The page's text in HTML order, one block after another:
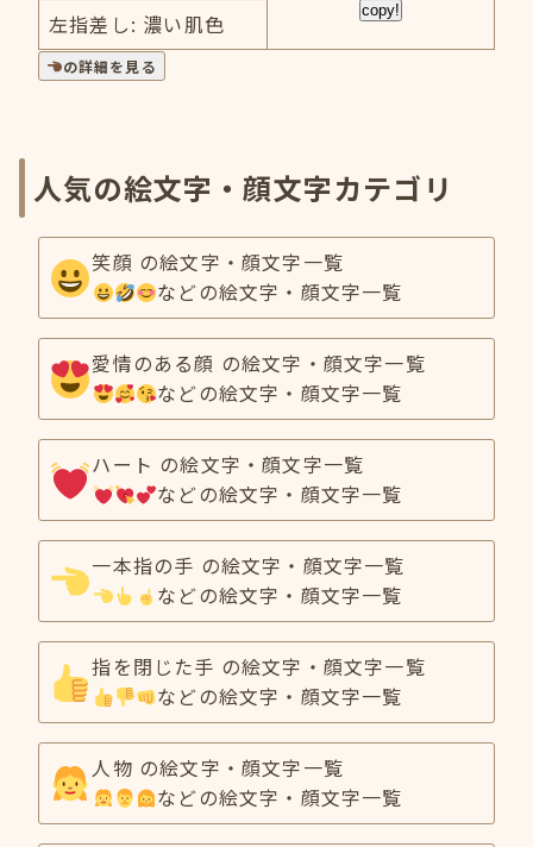
copy!
左指差し: 濃い肌色
の詳細を見る
人気の絵文字・顔文字カテゴリ
笑顔 の絵文字・顔文字一覧
などの絵文字・顔文字一覧
愛情のある顔 の絵文字・顔文字一覧
などの絵文字・顔文字一覧
ハート の絵文字・顔文字一覧
などの絵文字・顔文字一覧
一本指の手 の絵文字・顔文字一覧
などの絵文字・顔文字一覧
指を閉じた手 の絵文字・顔文字一覧
などの絵文字・顔文字一覧
人物 の絵文字・顔文字一覧
などの絵文字・顔文字一覧